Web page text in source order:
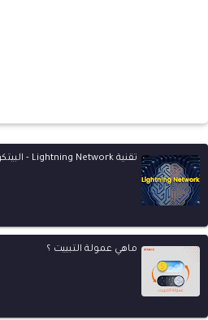
تقنية Lightning Network - البيتكوين المسرعة تنمو بنسبة 200%
ماهي عمولة التبييت ؟